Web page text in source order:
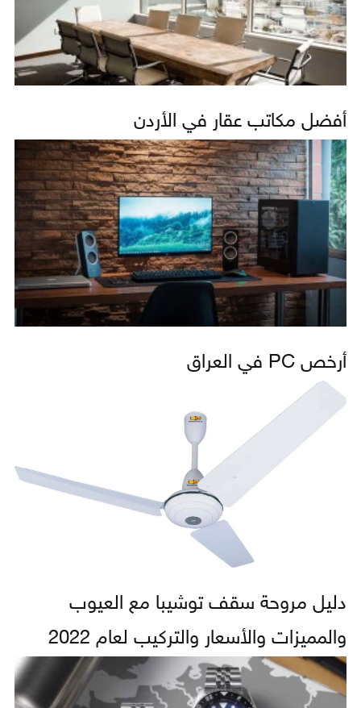
أفضل مكاتب عقار في الأردن
أرخص PC في العراق
دليل مروحة سقف توشيبا مع العيوب
والمميزات والأسعار والتركيب لعام 2022